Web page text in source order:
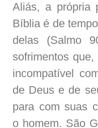
Aliás, a própria
Bíblia é de
delas (Salmo
sofrimentos
incompatível
de Deus e de
para com suas
o homem. São